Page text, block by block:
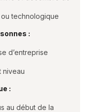
technologique
:
d’entreprise
niveau
:
au début de la